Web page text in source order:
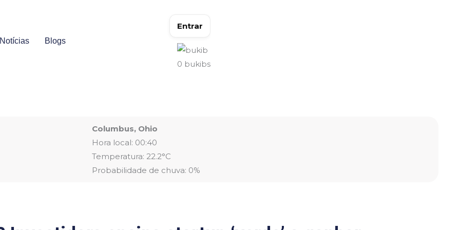
Notícias Blogs
Entrar
0 bukibs
Columbus, Ohio
Hora local: 00:40
Temperatura: 22.2°C
Probabilidade de chuva: 0%